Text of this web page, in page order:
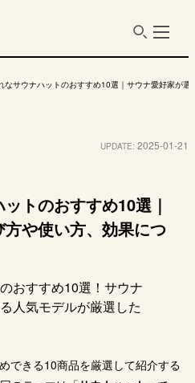
なサウナハットのおすすめ10選｜サウナ愛好家が
UPDATE: 2025-01-21
トのおすすめ10選｜
や使い方、効果につ
できる10商品を厳選して紹介する
ハット（ワッ
型刺しゅう）
サウナハット
サウナ
ル生地 タオル生地
ー、ネイビー、
ク
ホワイト、ネイビ
ー、モスグリーン、
ブラッ
ブラッ